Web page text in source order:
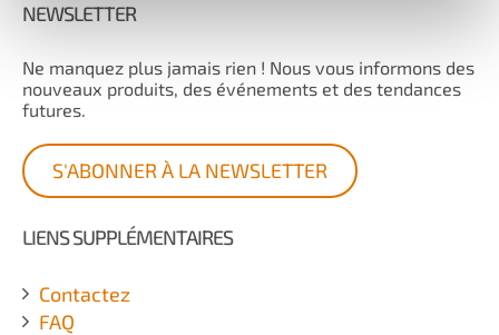
NEWSLETTER
Ne manquez plus jamais rien ! Nous vous informons des
nouveaux produits, des événements et des tendances
futures.
S'ABONNER À LA NEWSLETTER
LIENS SUPPLÉMENTAIRES
Contactez
FAQ